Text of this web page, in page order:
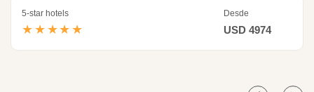
5-star hotels
★★★★★
Desde
USD 4974